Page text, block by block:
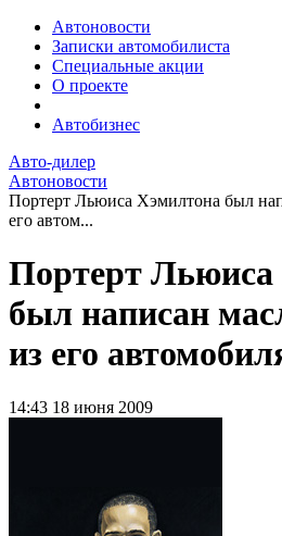
Автоновости
Записки автомобилиста
Специальные акции
О проекте
Автобизнес
Авто-дилер
Автоновости
Портерт Льюиса Хэмилтона был
его автом...
Портерт
был написан
из его
14:43 18 июня 2009